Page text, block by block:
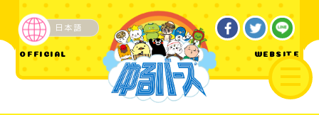
OFFICIAL WEBSITE
日本語
ご当地